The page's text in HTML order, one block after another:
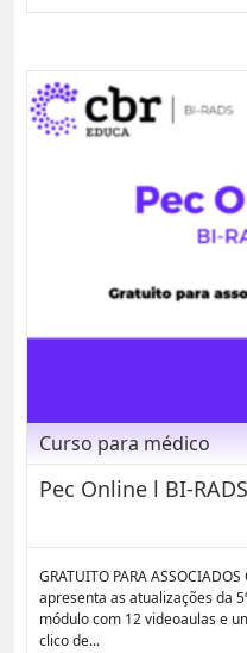
Curso para médico
Pec Online l BI-RADS
GRATUITO PARA
apresenta as atualizações da
módulo com 12 videoaulas e
clico de...